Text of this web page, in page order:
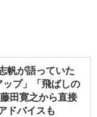
帆が語っていた
ップ」「飛ばしの
田寛之から直接
ドバイスも